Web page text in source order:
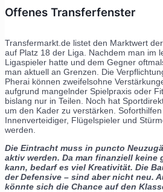
Offenes Transferfenster
Transfermarkt.de listet den Marktwert
auf Platz 18 der Liga. Nachdem man im
Ligaspieler hatte und dem Gegner
man aktuell an Grenzen. Die
Pherai können zweifelsohne
aufgrund mangelnder Spielpraxis oder
bislang nur in Teilen. Noch hat
um den Kader zu verstärken.
Innenverteidiger, Flügelspieler und
werden.
Die Eintracht muss in puncto
aktiv werden. Da man finanziell keine
kann, bedarf es viel Kreativität. Die
der Defensive – sind aber nicht neu.
könnte sich die Chance auf den